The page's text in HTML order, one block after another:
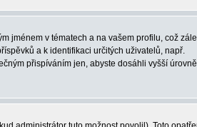
jménem v tématech a na vašem profilu, což
a k identifikaci určitých uživatelů, např.
přispíváním jen, abyste dosáhli vyšší